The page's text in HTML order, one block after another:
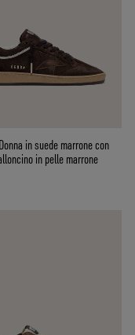
in suede marrone con
in pelle marrone